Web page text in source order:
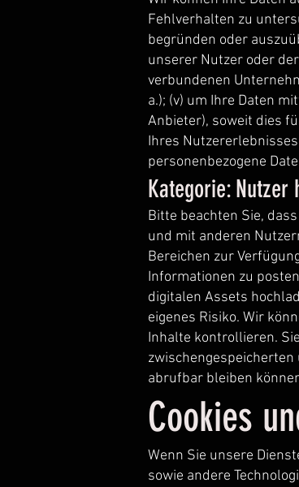
Fehlverhalten zu
begründen oder
unserer Nutzer oder
verbundenen
a.); (v) um Ihre Daten
Anbieter), soweit dies
Ihres
personenbezogene
Kategorie: Nutzer
Bitte beachten Sie,
und mit anderen
Bereichen zur
Informationen zu
digitalen Assets
eigenes Risiko. Wir
Inhalte kontrollieren.
abrufbar bleiben
Cookies
Wenn Sie unsere
sowie andere